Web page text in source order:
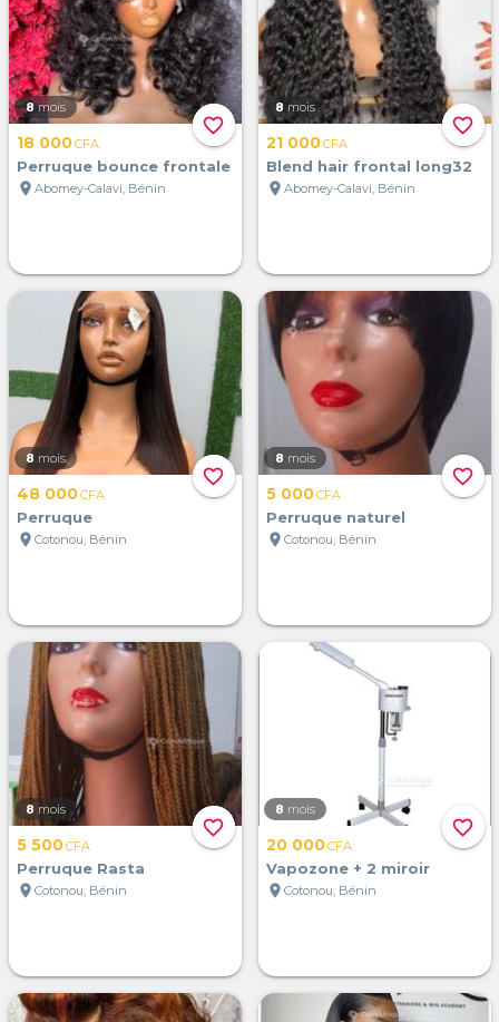
favorite_border
8 mois
18 000CFA
Perruque bounce frontale
location_on Abomey-Calavi, Bénin
favorite_border
8 mois
21 000CFA
Blend hair frontal long32
location_on Abomey-Calavi, Bénin
favorite_border
8 mois
48 000CFA
Perruque
location_on Cotonou, Bénin
favorite_border
8 mois
5 000CFA
Perruque naturel
location_on Cotonou, Bénin
favorite_border
8 mois
5 500CFA
Perruque Rasta
location_on Cotonou, Bénin
favorite_border
8 mois
20 000CFA
Vapozone + 2 miroir
location_on Cotonou, Bénin